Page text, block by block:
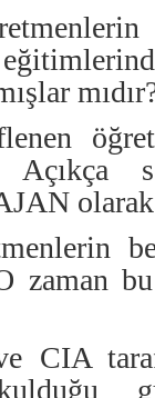
Açıkça
zaman
CIA